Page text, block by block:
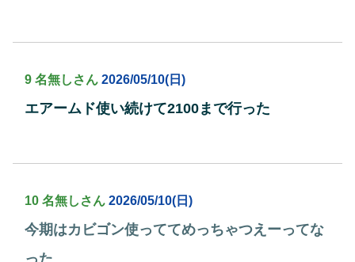
9 名無しさん 2026/05/10(日)
エアームド使い続けて2100まで行った
10 名無しさん 2026/05/10(日)
今期はカビゴン使っててめっちゃつえーってな